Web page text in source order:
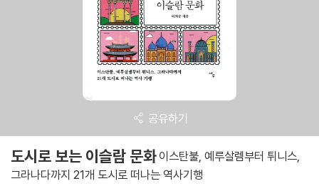
공유하기
도시로 보는 이슬람 문화 이스탄불, 예루살렘부터 튀니스,
그라나다까지 21개 도시로 떠나는 역사기행